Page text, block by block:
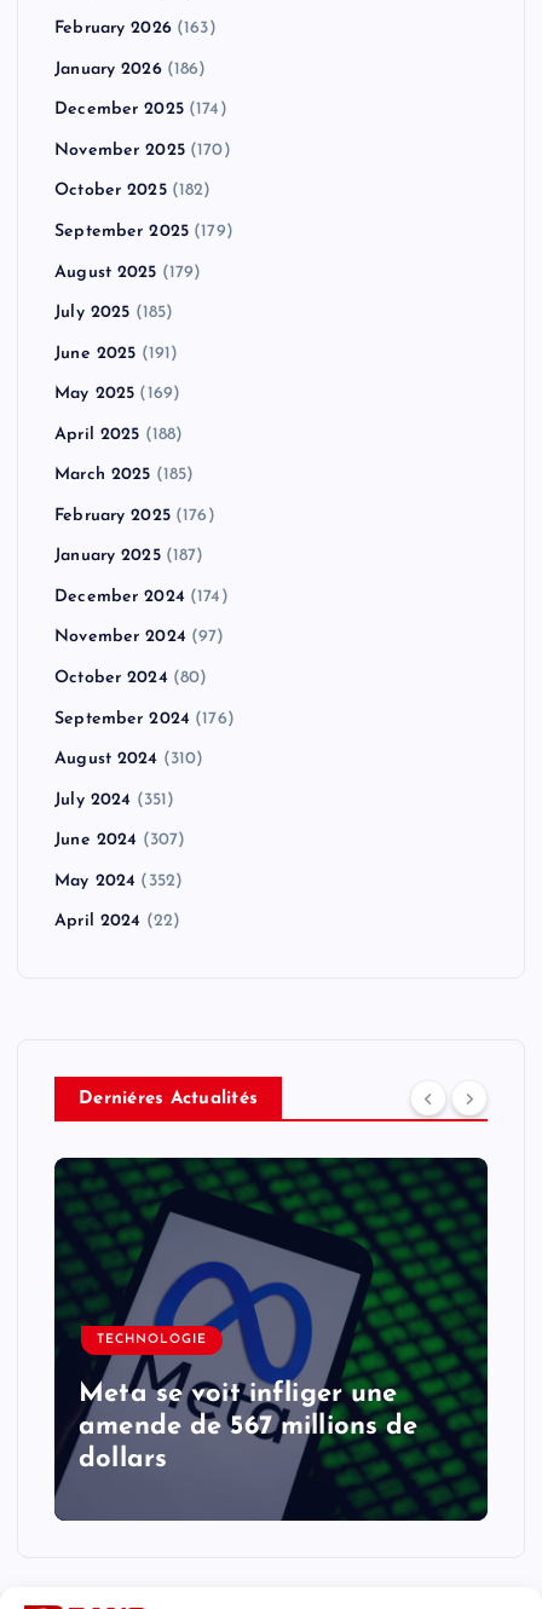
February 2026(163)
January 2026(186)
December 2025(174)
November 2025(170)
October 2025(182)
September 2025 (179)
August 2025 (179)
July 2025 (185)
June 2025 (191)
May 2025 (169)
April 2025 (188)
March 2025 (185)
February 2025(176)
January 2025(187)
December 2024 (174)
November 2024 (97)
October 2024 (80)
September 2024 (176)
August 2024 (310)
July 2024 (351)
June 2024 (307)
May 2024 (352)
April 2024 (22)
Derniéres Actualités
TECHNOLOGIE
Meta se voit infliger une
amende de 567 millions de
dollars